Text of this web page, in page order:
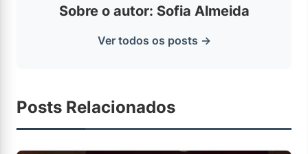
Sobre o autor: Sofia Almeida
Ver todos os posts →
Posts Relacionados